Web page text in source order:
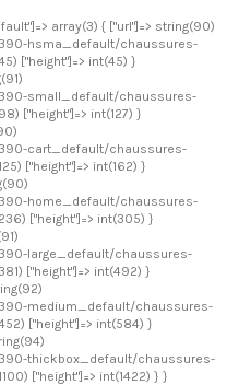
array(3) { ["url"]=> string(90)
hsma_default/chaussures-
["height"]=> int(45) }
small_default/chaussures-
["height"]=> int(127) }
cart_default/chaussures-
["height"]=> int(162) }
home_default/chaussures-
["height"]=> int(305) }
large_default/chaussures-
["height"]=> int(492) }
medium_default/chaussures-
["height"]=> int(584) }
thickbox_default/chaussures-
["height"]=> int(1422) } }